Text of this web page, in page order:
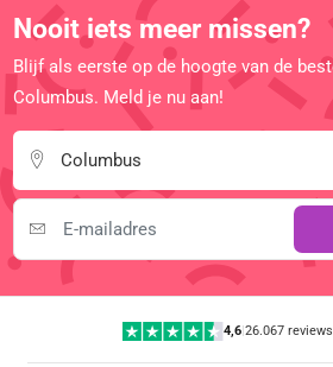
Nooit iets meer missen?
Blijf als eerste op de hoogte van de
Columbus. Meld je nu aan!
Columbus
4,6|26.067 reviews